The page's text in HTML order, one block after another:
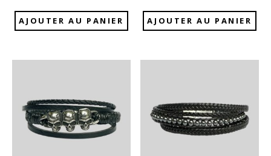
AJOUTER AU PANIER AJOUTER AU PANIER